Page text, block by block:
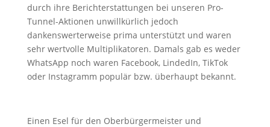
durch ihre Berichterstattungen bei unseren Pro-
Tunnel-Aktionen unwillkürlich jedoch
dankenswerterweise prima unterstützt und waren
sehr wertvolle Multiplikatoren. Damals gab es weder
WhatsApp noch waren Facebook, LindedIn, TikTok
oder Instagramm populär bzw. überhaupt bekannt.
Einen Esel für den Oberbürgermeister und